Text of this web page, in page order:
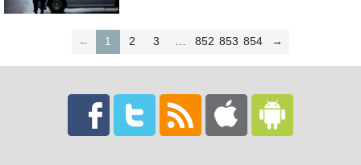
← 1 2 3 … 852 853 854 →